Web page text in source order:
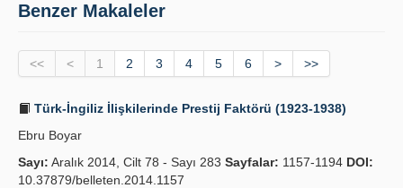
Dergi Kurulları
Yazım Kuralları
İlkeler
Yayın Politikaları
Benzer Makaleler
<< < 1 2 3 4 5 6 > >>
Türk-İngiliz İlişkilerinde Prestij Faktörü (1923-1938)
Ebru Boyar
Sayı: Aralık 2014, Cilt 78 - Sayı 283 Sayfalar: 1157-1194 DOI:
10.37879/belleten.2014.1157